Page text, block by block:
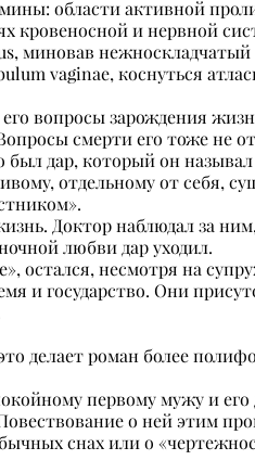
области активной
кровеносной и нервной
миновав
vaginae, коснуться
вопросы зарождения
смерти его тоже не
дар, который он
отдельному от себя,
Доктор наблюдал за
любви дар уходил.
остался, несмотря на
и государство. Они
делает роман более
первому мужу и
о ней этим
снах или о